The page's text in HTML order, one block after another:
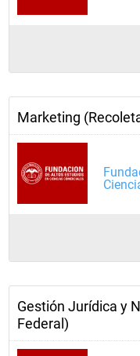
Marketing
Gestión Jurídica y
Federal)